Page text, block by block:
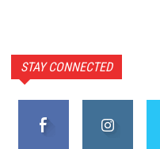
STAY CONNECTED